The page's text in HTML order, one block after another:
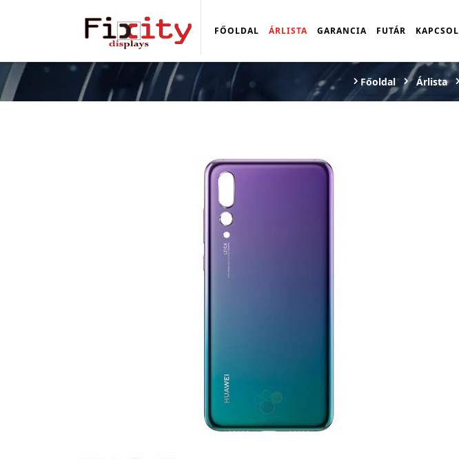
FŐOLDAL ÁRLISTA GARANCIA FUTÁR
Főoldal Árlista